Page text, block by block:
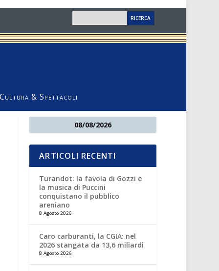
Cultura & Spettacoli
08/08/2026
ARTICOLI RECENTI
Turandot: la favola di Gozzi e
la musica di Puccini
conquistano il pubblico
areniano
8 Agosto 2026
Caro carburanti, la CGIA: nel
2026 stangata da 13,6 miliardi
8 Agosto 2026